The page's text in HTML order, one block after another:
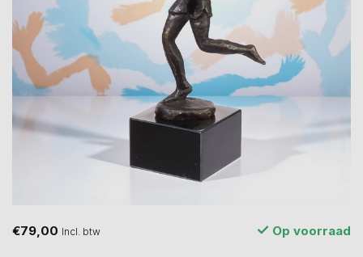
€79,00 Incl. btw Op voorraad